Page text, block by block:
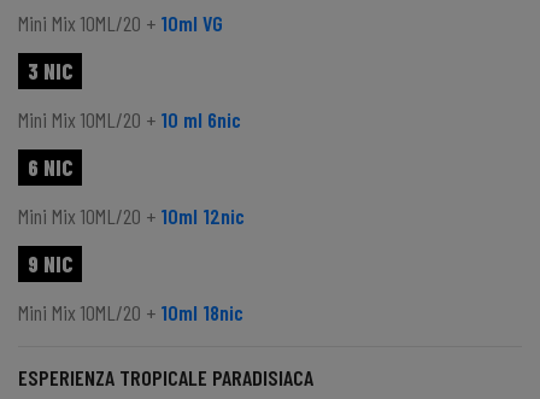
Mini Mix 10ML/20 + 10ml VG
3 NIC
Mini Mix 10ML/20 + 10 ml 6nic
6 NIC
Mini Mix 10ML/20 + 10ml 12nic
9 NIC
Mini Mix 10ML/20 + 10ml 18nic
ESPERIENZA TROPICALE PARADISIACA